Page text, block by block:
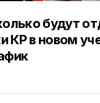
будут
КР в новом